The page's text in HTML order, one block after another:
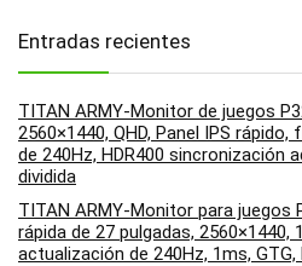
Entradas recientes
TITAN ARMY-Monitor de juegos
2560×1440, QHD, Panel IPS
de 240Hz, HDR400 sincronización
dividida
TITAN ARMY-Monitor para juegos
rápida de 27 pulgadas, 2560×1440,
actualización de 240Hz, 1ms,